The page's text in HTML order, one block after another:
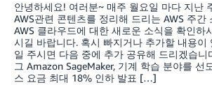
안녕하세요! 여러분~ 매주 월요일 마다 지난
AWS관련 콘텐츠를 정리해 드리는 AWS 주간
AWS 클라우드에 대한 새로운 소식을 확인하
시길 바랍니다. 혹시 빠지거나 추가할 내용이
일 주시면 다음 중에 추가 공유해 드리겠습니
그 Amazon SageMaker, 기계 학습 분야를 선
스 요금 최대 18% 인하 발표 […]